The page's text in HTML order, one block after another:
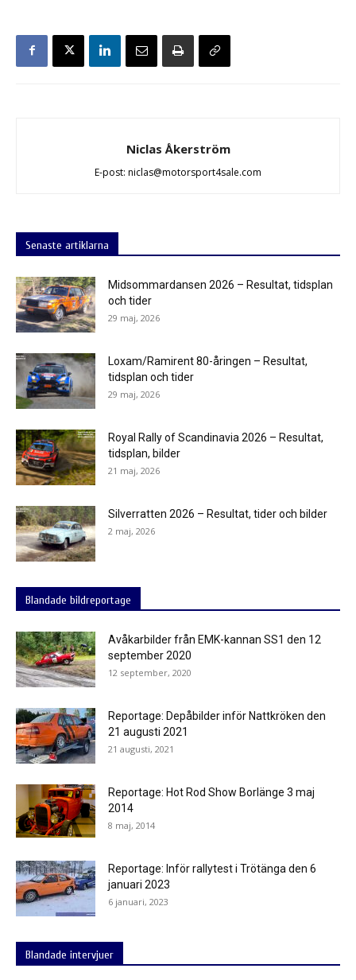
Niclas Åkerström
E-post: niclas@motorsport4sale.com
Senaste artiklarna
Midsommardansen 2026 – Resultat, tidsplan
och tider
29 maj, 2026
Loxam/Ramirent 80-åringen – Resultat,
tidsplan och tider
29 maj, 2026
Royal Rally of Scandinavia 2026 – Resultat,
tidsplan, bilder
21 maj, 2026
Silverratten 2026 – Resultat, tider och bilder
2 maj, 2026
Blandade bildreportage
Avåkarbilder från EMK-kannan SS1 den 12
september 2020
12 september, 2020
Reportage: Depåbilder inför Nattkröken den
21 augusti 2021
21 augusti, 2021
Reportage: Hot Rod Show Borlänge 3 maj
2014
8 maj, 2014
Reportage: Inför rallytest i Trötänga den 6
januari 2023
6 januari, 2023
Blandade intervjuer